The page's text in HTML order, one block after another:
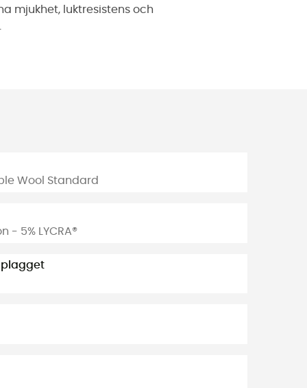
mjukhet, luktresistens och
Wool Standard
- 5% LYCRA®
plagget